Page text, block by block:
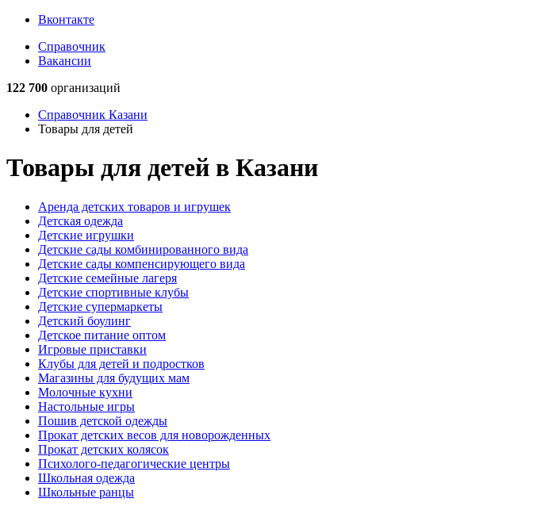
Вконтакте
Справочник
Вакансии
122 700 организаций
Справочник Казани
Товары для детей
Товары для детей в Казани
Аренда детских товаров и игрушек
Детская одежда
Детские игрушки
Детские сады комбинированного вида
Детские сады компенсирующего вида
Детские семейные лагеря
Детские спортивные клубы
Детские супермаркеты
Детский боулинг
Детское питание оптом
Игровые приставки
Клубы для детей и подростков
Магазины для будущих мам
Молочные кухни
Настольные игры
Пошив детской одежды
Прокат детских весов для новорожденных
Прокат детских колясок
Психолого-педагогические центры
Школьная одежда
Школьные ранцы